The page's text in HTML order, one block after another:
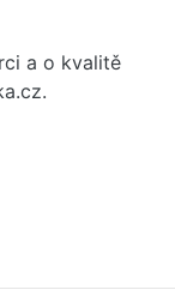
a o kvalitě